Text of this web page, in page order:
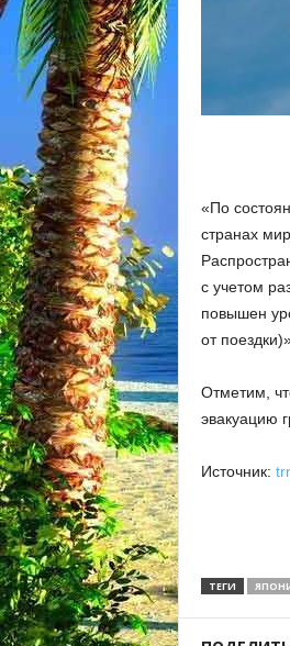
«По
странах
с учетом
повышен
от
Отметим,
эвакуацию
Источник:
ТЕГИ